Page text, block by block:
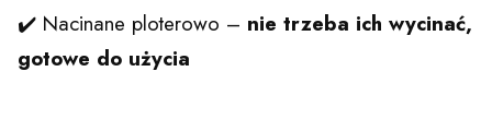
✔️ Nacinane ploterowo – nie trzeba ich wycinać,
gotowe do użycia